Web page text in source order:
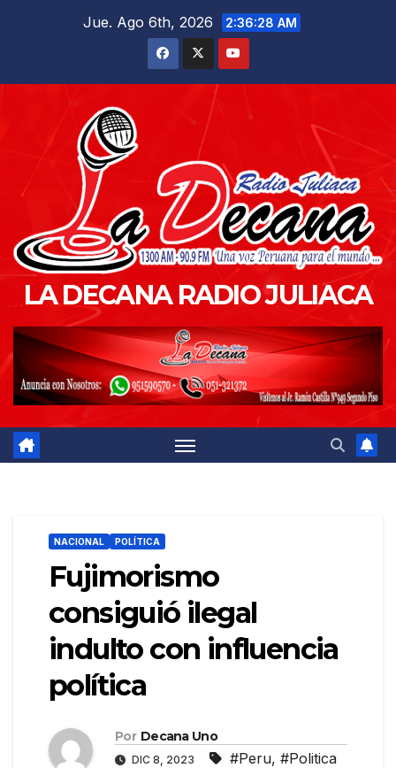
Jue. Ago 6th, 2026 2:36:30 AM
LA DECANA RADIO JULIACA
NACIONAL POLÍTICA
Fujimorismo
consiguió ilegal
indulto con influencia
política
Por Decana Uno
DIC 8, 2023 #Peru, #Politica